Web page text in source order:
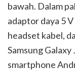
bawah. Dalam
adaptor daya 5
headset kabel,
Samsung
smartphone